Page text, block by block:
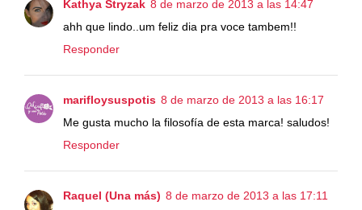
Kathya Stryzak 8 de marzo de 2013 a las 14:47
ahh que lindo..um feliz dia pra voce tambem!!
Responder
marifloysuspotis 8 de marzo de 2013 a las 16:17
Me gusta mucho la filosofía de esta marca! saludos!
Responder
Raquel (Una más) 8 de marzo de 2013 a las 17:11